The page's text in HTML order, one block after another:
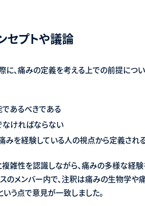
セプトや議論
、痛みの定義を考える上での前提につ
あるべきである
なければならない
を経験している人の視点から定義され
雑性を認識しながら、痛みの多様な経験
のメンバー内で、注釈は痛みの生物学
う点で意見が一致しました。